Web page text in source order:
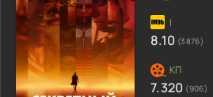
8.10 (3876)
7.320 (906)